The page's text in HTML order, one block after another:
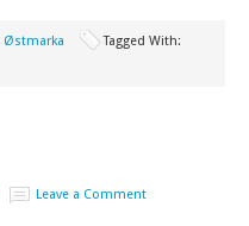
Østmarka
Tagged With:
Leave a Comment